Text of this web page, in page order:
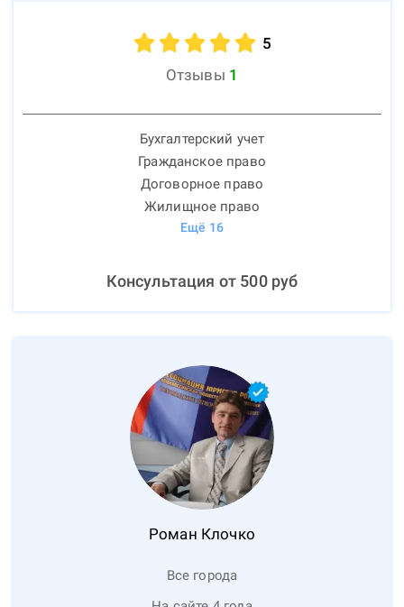
5
Отзывы 1
Бухгалтерский учет
Гражданское право
Договорное право
Жилищное право
Ещё 16
Консультация от 500руб
Роман Клочко
Все города